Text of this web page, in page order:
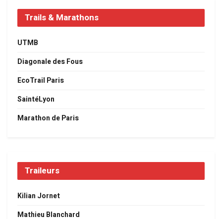
Trails & Marathons
UTMB
Diagonale des Fous
EcoTrail Paris
SaintéLyon
Marathon de Paris
Traileurs
Kilian Jornet
Mathieu Blanchard